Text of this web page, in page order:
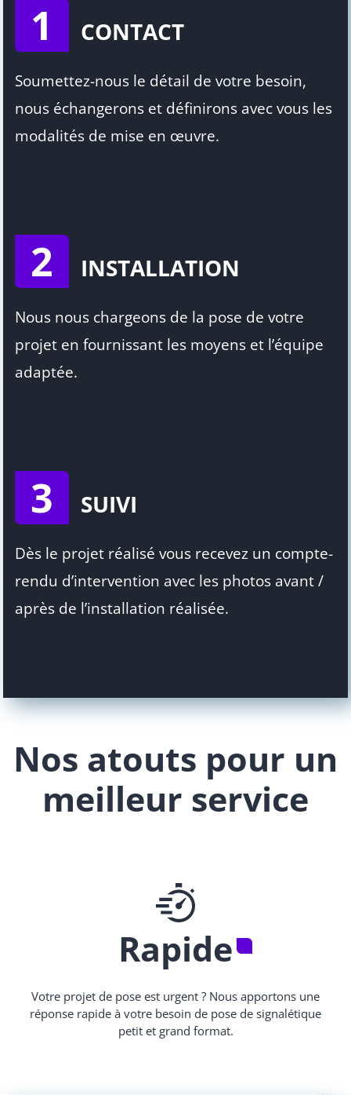
1 CONTACT
Soumettez-nous le détail de votre besoin,
nous échangerons et définirons avec vous les
modalités de mise en œuvre.
2 INSTALLATION
Nous nous chargeons de la pose de votre
projet en fournissant les moyens et l’équipe
adaptée.
3 SUIVI
Dès le projet réalisé vous recevez un compte-
rendu d’intervention avec les photos avant /
après de l’installation réalisée.
Nos atouts pour un
meilleur service
Rapide
Votre projet de pose est urgent ? Nous apportons une
réponse rapide à votre besoin de pose de signalétique
petit et grand format.